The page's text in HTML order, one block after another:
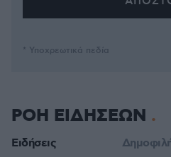
* Υποχρεωτικά πεδία
ΡΟΗ ΕΙΔΗΣΕΩΝ
Ειδήσεις